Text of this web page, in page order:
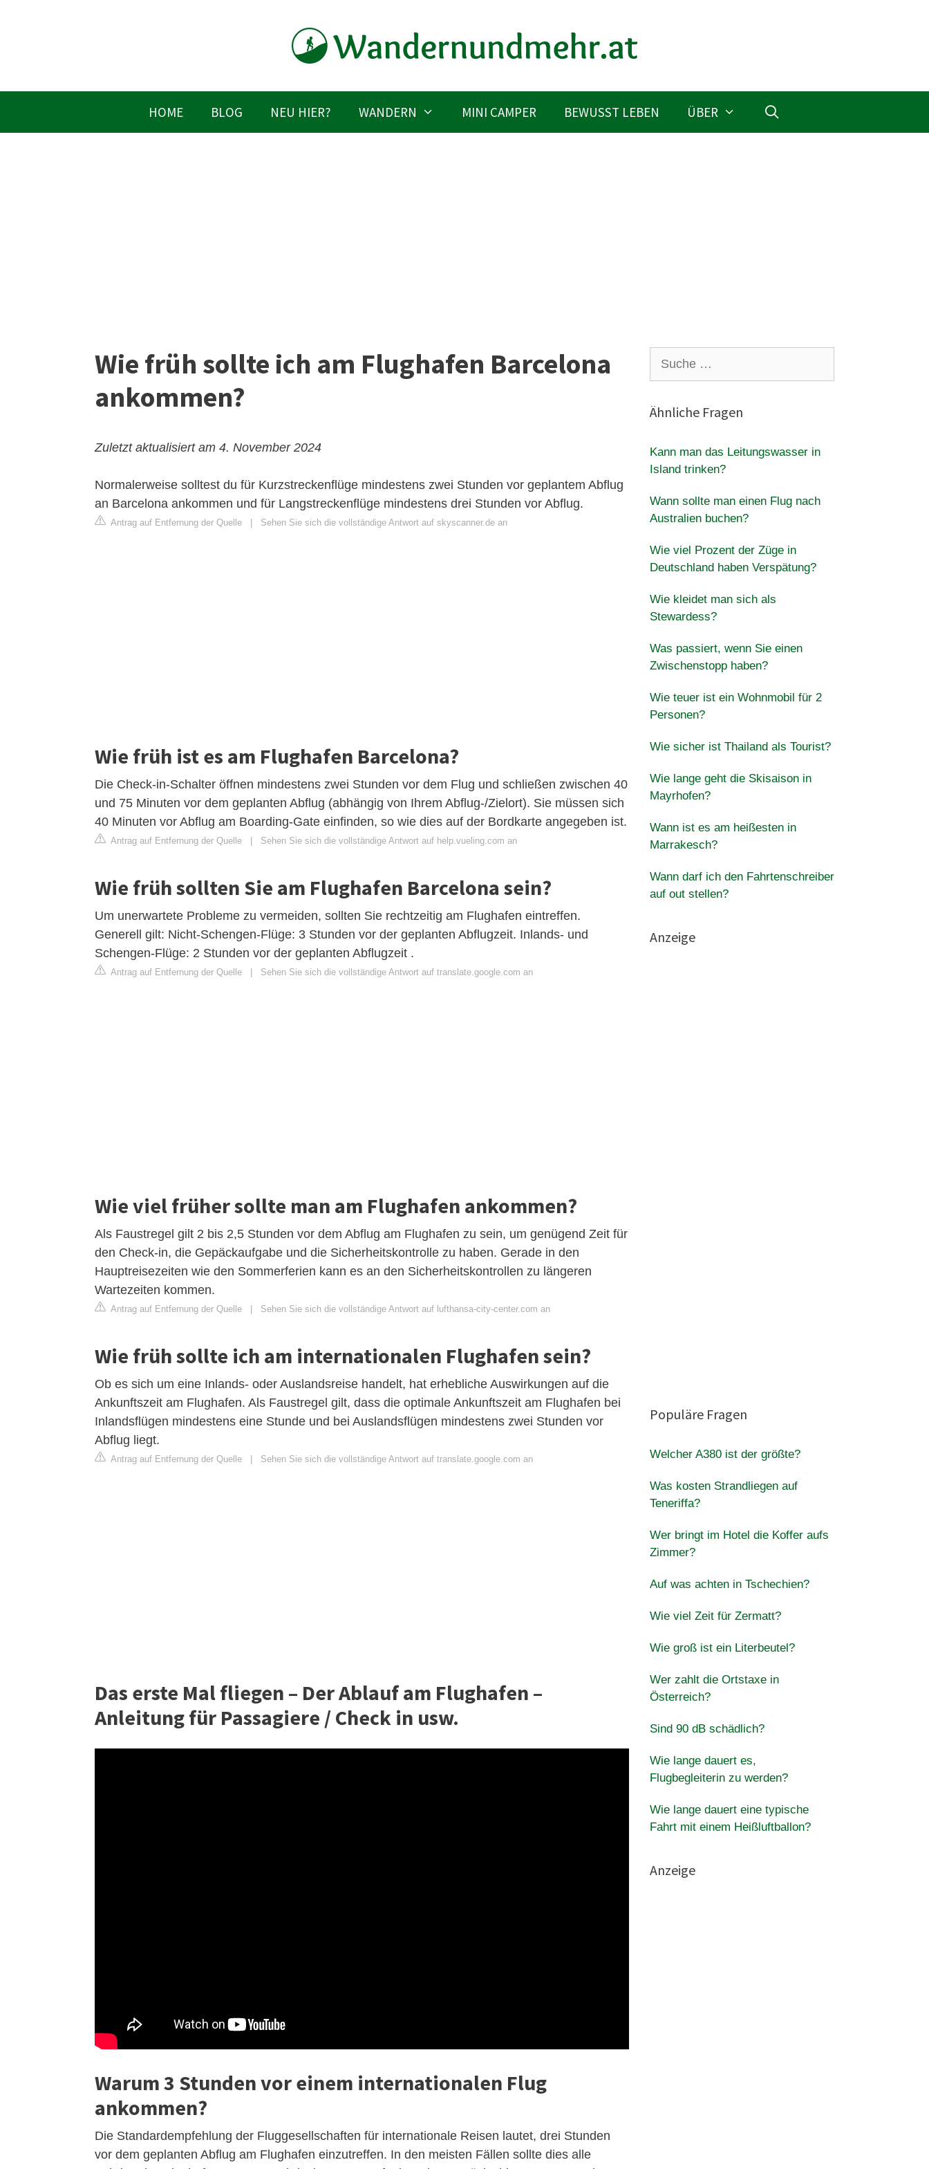
HOME BLOG NEU HIER? WANDERN MINI CAMPER BEWUSST LEBEN ÜBER
Wie früh sollte ich am Flughafen Barcelona
ankommen?
Zuletzt aktualisiert am 4. November 2024
Normalerweise solltest du für Kurzstreckenflüge mindestens zwei Stunden vor geplantem Abflug
an Barcelona ankommen und für Langstreckenflüge mindestens drei Stunden vor Abflug.
Antrag auf Entfernung der Quelle Sehen Sie sich die vollständige Antwort auf skyscanner.de an
Wie früh ist es am Flughafen Barcelona?
Die Check-in-Schalter öffnen mindestens zwei Stunden vor dem Flug und schließen zwischen 40
und 75 Minuten vor dem geplanten Abflug (abhängig von Ihrem Abflug-/Zielort). Sie müssen sich
40 Minuten vor Abflug am Boarding-Gate einfinden, so wie dies auf der Bordkarte angegeben ist.
Antrag auf Entfernung der Quelle Sehen Sie sich die vollständige Antwort auf help.vueling.com an
Wie früh sollten Sie am Flughafen Barcelona sein?
Um unerwartete Probleme zu vermeiden, sollten Sie rechtzeitig am Flughafen eintreffen.
Generell gilt: Nicht-Schengen-Flüge: 3 Stunden vor der geplanten Abflugzeit. Inlands- und
Schengen-Flüge: 2 Stunden vor der geplanten Abflugzeit .
Antrag auf Entfernung der Quelle Sehen Sie sich die vollständige Antwort auf translate.google.com an
Wie viel früher sollte man am Flughafen ankommen?
Als Faustregel gilt 2 bis 2,5 Stunden vor dem Abflug am Flughafen zu sein, um genügend Zeit für
den Check-in, die Gepäckaufgabe und die Sicherheitskontrolle zu haben. Gerade in den
Hauptreisezeiten wie den Sommerferien kann es an den Sicherheitskontrollen zu längeren
Wartezeiten kommen.
Antrag auf Entfernung der Quelle Sehen Sie sich die vollständige Antwort auf lufthansa-city-center.com an
Wie früh sollte ich am internationalen Flughafen sein?
Ob es sich um eine Inlands- oder Auslandsreise handelt, hat erhebliche Auswirkungen auf die
Ankunftszeit am Flughafen. Als Faustregel gilt, dass die optimale Ankunftszeit am Flughafen bei
Inlandsflügen mindestens eine Stunde und bei Auslandsflügen mindestens zwei Stunden vor
Abflug liegt.
Antrag auf Entfernung der Quelle Sehen Sie sich die vollständige Antwort auf translate.google.com an
Das erste Mal fliegen – Der Ablauf am Flughafen –
Anleitung für Passagiere / Check in usw.
Warum 3 Stunden vor einem internationalen Flug
ankommen?
Die Standardempfehlung der Fluggesellschaften für internationale Reisen lautet, drei Stunden
vor dem geplanten Abflug am Flughafen einzutreffen. In den meisten Fällen sollte dies alle
nach:
Ähnliche Fragen
Kann man das Leitungswasser in
Island trinken?
Wann sollte man einen Flug nach
Australien buchen?
Wie viel Prozent der Züge in
Deutschland haben Verspätung?
Wie kleidet man sich als
Stewardess?
Was passiert, wenn Sie einen
Zwischenstopp haben?
Wie teuer ist ein Wohnmobil für 2
Personen?
Wie sicher ist Thailand als Tourist?
Wie lange geht die Skisaison in
Mayrhofen?
Wann ist es am heißesten in
Marrakesch?
Wann darf ich den Fahrtenschreiber
auf out stellen?
Anzeige
Populäre Fragen
Welcher A380 ist der größte?
Was kosten Strandliegen auf
Teneriffa?
Wer bringt im Hotel die Koffer aufs
Zimmer?
Auf was achten in Tschechien?
Wie viel Zeit für Zermatt?
Wie groß ist ein Literbeutel?
Wer zahlt die Ortstaxe in
Österreich?
Sind 90 dB schädlich?
Wie lange dauert es,
Flugbegleiterin zu werden?
Wie lange dauert eine typische
Fahrt mit einem Heißluftballon?
Anzeige